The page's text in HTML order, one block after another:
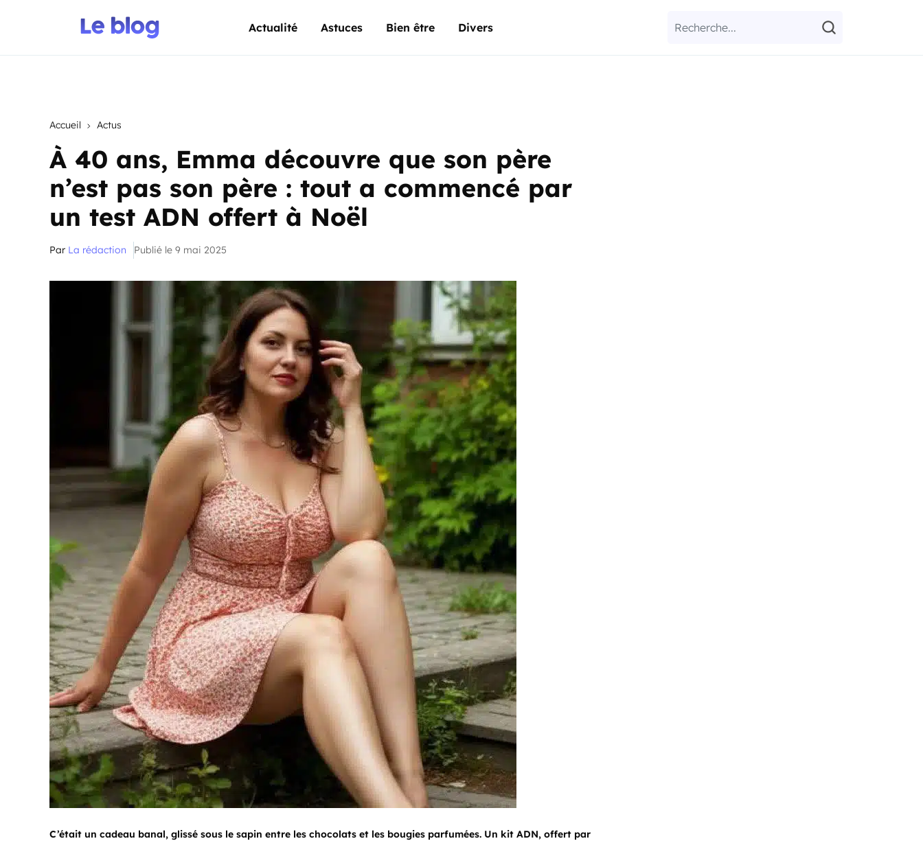
Actualité Astuces Bien être Divers
Accueil Actus
À 40 ans, Emma découvre que son père
n’est pas son père : tout a commencé par
un test ADN offert à Noël
Par La rédaction Publié le 9 mai 2025
C’était un cadeau banal, glissé sous le sapin entre les chocolats et les bougies parfumées. Un kit ADN, offert par